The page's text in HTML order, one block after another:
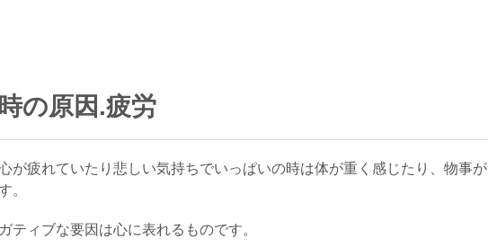
の原因.疲労
が疲れていたり悲しい気持ちでいっぱいの時は体が重く感じたり、物事が
。
ティブな要因は心に表れるものです。